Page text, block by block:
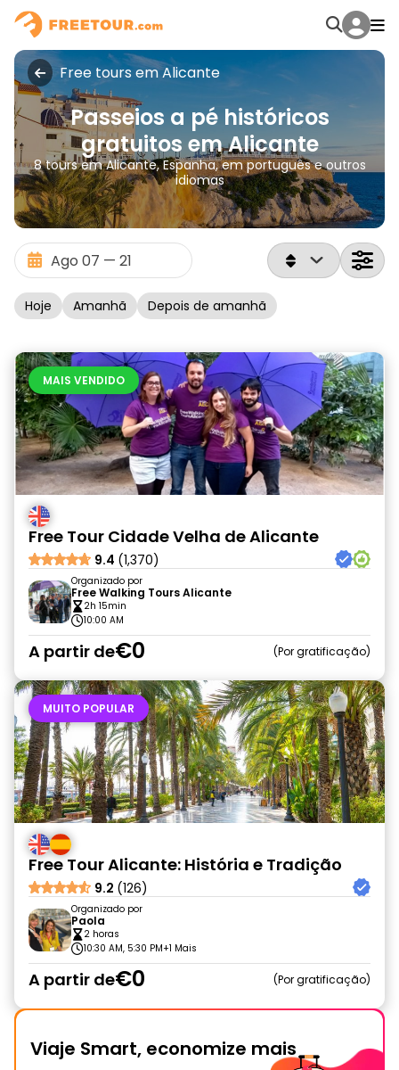
Free tours em Alicante
Passeios a pé históricos
gratuitos em Alicante
8 tours em Alicante, Espanha, em português e outros
idiomas
Hoje Amanhã Depois de amanhã
MAIS VENDIDO
Free Tour Cidade Velha de Alicante
9.4 (1,370)
Organizado por
Free Walking Tours Alicante
2h 15min
10:00 AM
A partir de€0 Por gratificação
MUITO POPULAR
Free Tour Alicante: História e Tradição
9.2 (126)
Organizado por
Paola
2 horas
10:30 AM, 5:30 PM+1 Mais
A partir de€0 Por gratificação
Viaje Smart, economize mais